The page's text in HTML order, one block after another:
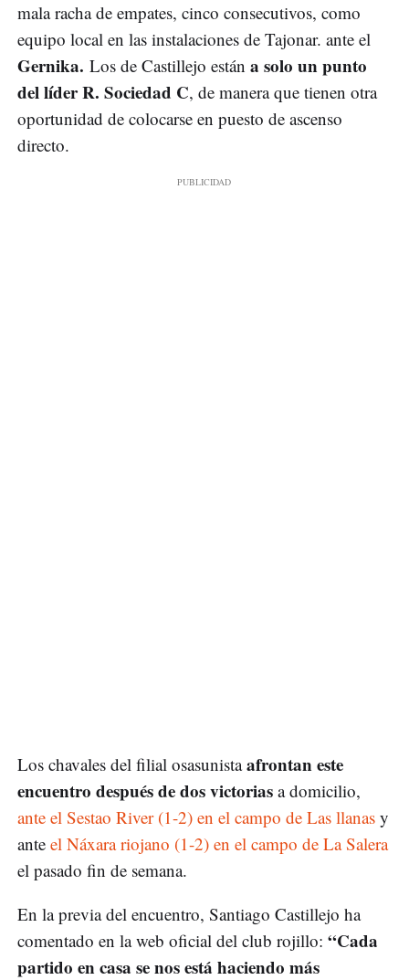
mala racha de empates, cinco consecutivos, como
equipo local en las instalaciones de Tajonar. ante el
Gernika. Los de Castillejo están a solo un punto
del líder R. Sociedad C, de manera que tienen otra
oportunidad de colocarse en puesto de ascenso
directo.
Los chavales del filial osasunistaafrontan este
encuentro después de dos victorias a domicilio,
ante el Sestao River (1-2) en el campo de Las llanas y
ante el Náxara riojano (1-2) en el campo de La Salera
el pasado fin de semana.
En la previa del encuentro, Santiago Castillejo ha
comentado en la web oficial del club rojillo: “Cada
partido en casa se nos está haciendo más